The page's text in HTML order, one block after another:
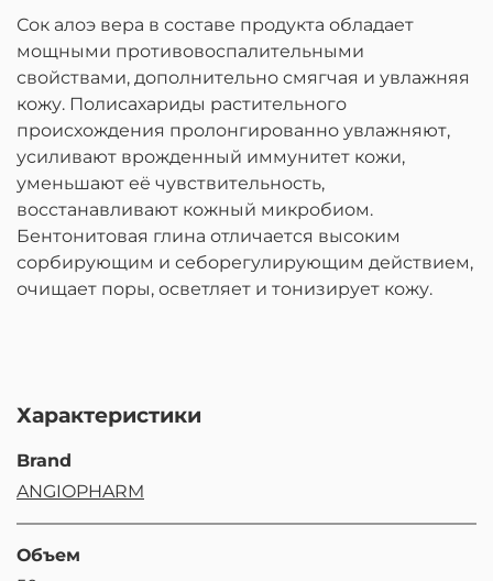
Сок алоэ вера в составе продукта обладает
мощными противовоспалительными
свойствами, дополнительно смягчая и увлажняя
кожу. Полисахариды растительного
происхождения пролонгированно увлажняют,
усиливают врожденный иммунитет кожи,
уменьшают её чувствительность,
восстанавливают кожный микробиом.
Бентонитовая глина отличается высоким
сорбирующим и себорегулирующим действием,
очищает поры, осветляет и тонизирует кожу.
Характеристики
Brand
ANGIOPHARM
Объем